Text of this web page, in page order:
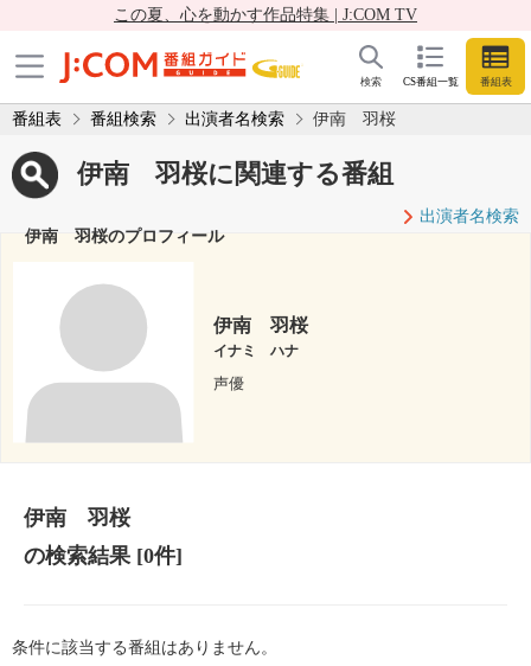
この夏、心を動かす作品特集 | J:COM TV
CS番組一覧 番組表
検索
番組表 番組検索 出演者名検索 伊南 羽桜
伊南 羽桜に関連する番組
出演者名検索
伊南 羽桜のプロフィール
伊南 羽桜
イナミ ハナ
声優
伊南 羽桜
の検索結果[0件]
条件に該当する番組はありません。